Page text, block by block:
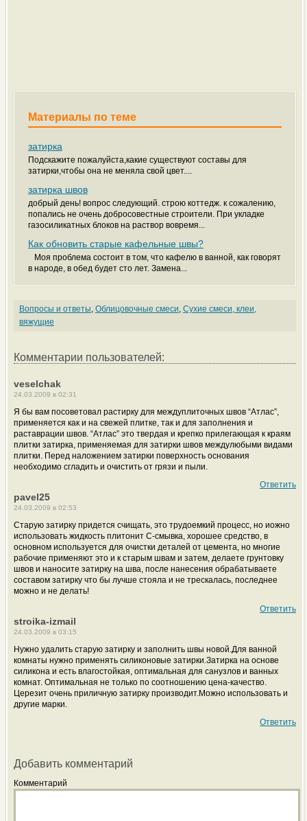
Материалы по теме
затирка
Подскажите пожалуйста,какие существуют составы для
затирки,чтобы она не меняла свой цвет....
затирка швов
добрый день! вопрос следующий. строю коттедж. к сожалению,
попались не очень добросовестные строители. При укладке
газосиликатных блоков на раствор вовремя...
Как обновить старые кафельные швы?
Моя проблема состоит в том, что кафелю в ванной, как говорят
в народе, в обед будет сто лет. Замена...
Вопросы и ответы, Облицовочные смеси, Сухие смеси, клеи,
вяжущие
Комментарии пользователей:
veselchak
24.03.2009 в 02:31
Я бы вам посоветовал растирку для междуплиточных швов “Атлас”,
применяется как и на свежей плитке, так и для заполнения и
раставрации швов. “Атлас” это твердая и крепко прилегающая к краям
плитки затирка, применяемая для затирки швов междулюбыми видами
плитки. Перед наложением затирки поверхность основания
необходимо сгладить и очистить от грязи и пыли.
Ответить
pavel25
24.03.2009 в 02:53
Старую затирку придется счищать, это трудоемкий процесс, но иожно
использовать жидкость плитонит С-смывка, хорошее средство, в
основном используется для очистки деталей от цемента, но многие
рабочие применяют это и к старым швам и затем, делаете грунтовку
швов и наносите затирку на шва, после нанесения обрабатываете
составом затирку что бы лучше стояла и не трескалась, последнее
можно и не делать!
Ответить
stroika-izmail
24.03.2009 в 03:15
Нужно удалить старую затирку и заполнить швы новой.Для ванной
комнаты нужно применять силиконовые затирки.Затирка на основе
силикона и есть влагостойкая, оптимальная для санузлов и ванных
комнат. Оптимальная не только по соотношению цена-качество.
Церезит очень приличную затирку производит.Можно использовать и
другие марки.
Ответить
Добавить комментарий
Комментарий